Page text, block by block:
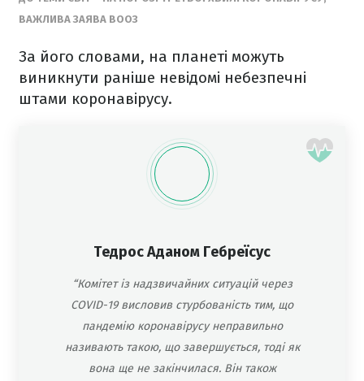
ВАЖЛИВА ЗАЯВА ВООЗ
За його словами, на планеті можуть
виникнути раніше невідомі небезпечні
штами коронавірусу.
Тедрос Аданом Гебреїсус
“Комітет із надзвичайних ситуацій через
COVID-19 висловив стурбованість тим, що
пандемію коронавірусу неправильно
називають такою, що завершується, тоді як
вона ще не закінчилася. Він також